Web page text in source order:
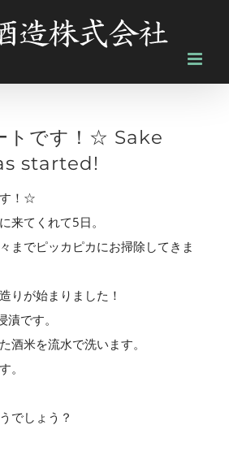
トです！☆ Sake
started!
！☆
来てくれて5日。
までピッカピカにお掃除してきま
りが始まりました！
です。
酒米を流水で洗います。
。
でしょう？